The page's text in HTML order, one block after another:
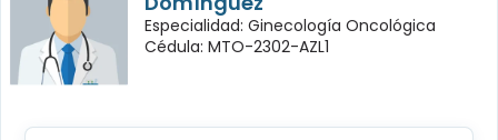
Especialidad: Ginecología Oncológica
Cédula: MTO-2302-AZL1